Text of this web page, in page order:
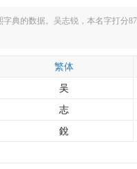
典的数据。吴志锐，本名字打分
繁体
吴
志
銳